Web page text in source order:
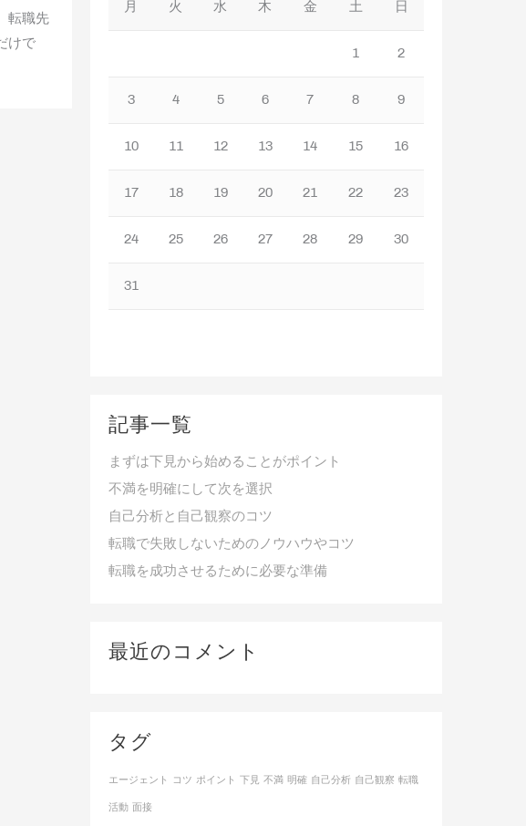
転職先
けで
月 火 水 木 金 土 日
1 2
3 4 5 6 7 8 9
10 11 12 13 14 15 16
17 18 19 20 21 22 23
24 25 26 27 28 29 30
31
記事一覧
まずは下見から始めることがポイント
不満を明確にして次を選択
自己分析と自己観察のコツ
転職で失敗しないためのノウハウやコツ
転職を成功させるために必要な準備
最近のコメント
タグ
エージェント コツ ポイント 下見 不満 明確 自己分析 自己観察 転職
活動 面接